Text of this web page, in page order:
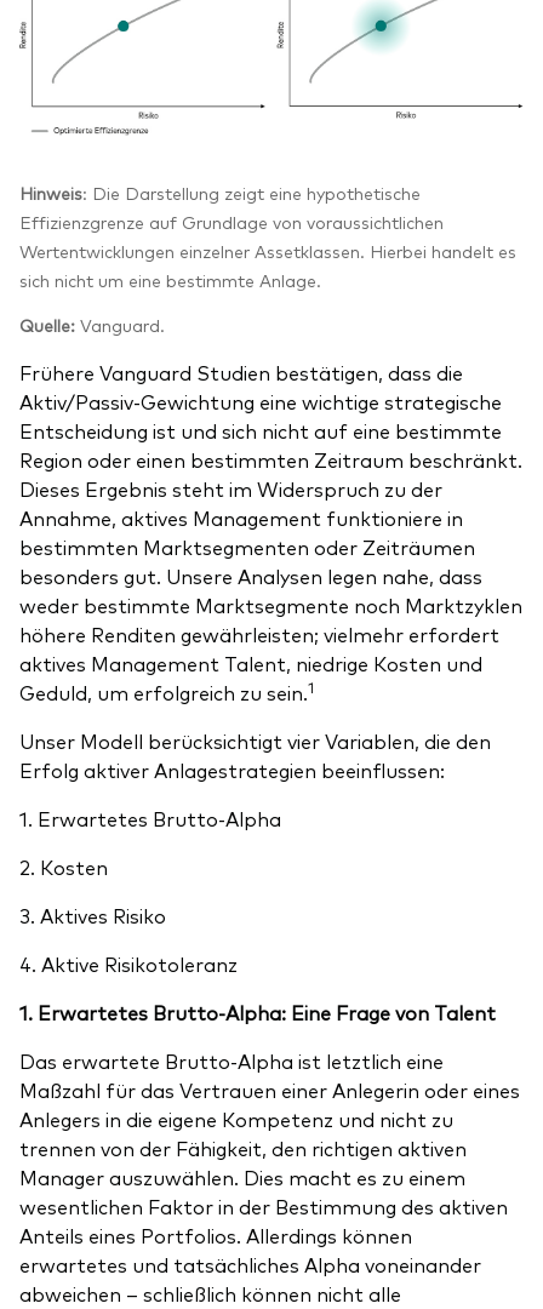
Hinweis: Die Darstellung zeigt eine hypothetische
Effizienzgrenze auf Grundlage von voraussichtlichen
Wertentwicklungen einzelner Assetklassen. Hierbei handelt es
sich nicht um eine bestimmte Anlage.
Quelle: Vanguard.
Frühere Vanguard Studien bestätigen, dass die
Aktiv/Passiv-Gewichtung eine wichtige strategische
Entscheidung ist und sich nicht auf eine bestimmte
Region oder einen bestimmten Zeitraum beschränkt.
Dieses Ergebnis steht im Widerspruch zu der
Annahme, aktives Management funktioniere in
bestimmten Marktsegmenten oder Zeiträumen
besonders gut. Unsere Analysen legen nahe, dass
weder bestimmte Marktsegmente noch Marktzyklen
höhere Renditen gewährleisten; vielmehr erfordert
aktives Management Talent, niedrige Kosten und
Geduld, um erfolgreich zu sein.1
Unser Modell berücksichtigt vier Variablen, die den
Erfolg aktiver Anlagestrategien beeinflussen:
1. Erwartetes Brutto-Alpha
2. Kosten
3. Aktives Risiko
4. Aktive Risikotoleranz
1. Erwartetes Brutto-Alpha: Eine Frage von Talent
Das erwartete Brutto-Alpha ist letztlich eine
Maßzahl für das Vertrauen einer Anlegerin oder eines
Anlegers in die eigene Kompetenz und nicht zu
trennen von der Fähigkeit, den richtigen aktiven
Manager auszuwählen. Dies macht es zu einem
wesentlichen Faktor in der Bestimmung des aktiven
Anteils eines Portfolios. Allerdings können
erwartetes und tatsächliches Alpha voneinander
abweichen – schließlich können nicht alle